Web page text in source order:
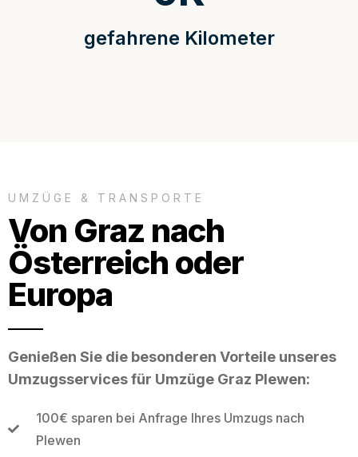
gefahrene Kilometer
UMZÜGE & TRANSPORTE
Von Graz nach
Österreich oder
Europa
Genießen Sie die besonderen Vorteile unseres
Umzugsservices für Umzüge Graz Plewen:
100€ sparen bei Anfrage Ihres Umzugs nach
Plewen